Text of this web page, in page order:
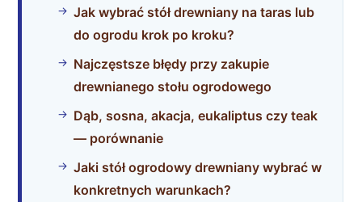
Jak wybrać stół drewniany na taras lub
do ogrodu krok po kroku?
Najczęstsze błędy przy zakupie
drewnianego stołu ogrodowego
Dąb, sosna, akacja, eukaliptus czy teak
— porównanie
Jaki stół ogrodowy drewniany wybrać w
konkretnych warunkach?